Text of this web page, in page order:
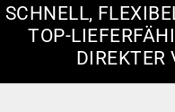
SCHNELL,
TOP-
DIREKTER